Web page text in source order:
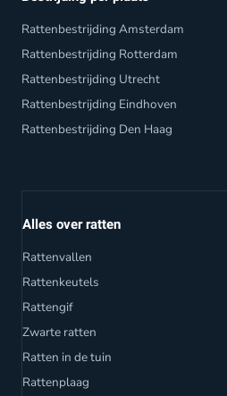
Rattenbestrijding Amsterdam
Rattenbestrijding Rotterdam
Rattenbestrijding Utrecht
Rattenbestrijding Eindhoven
Rattenbestrijding Den Haag
Alles over ratten
Rattenvallen
Rattenkeutels
Rattengif
Zwarte ratten
Ratten in de tuin
Rattenplaag